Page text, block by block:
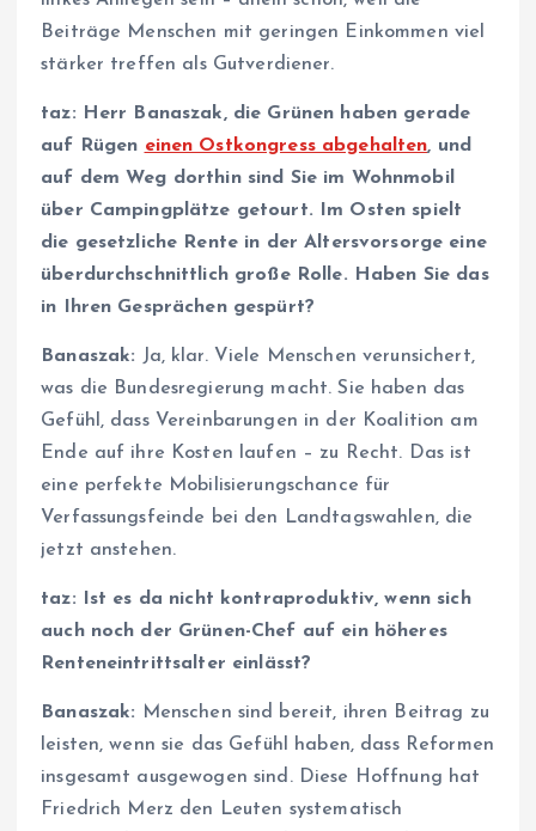
Beiträge Menschen mit geringen Einkommen viel
stärker treffen als Gutverdiener.
taz: Herr Banaszak, die Grünen haben gerade
auf Rügen einen Ostkongress abgehalten, und
auf dem Weg dorthin sind Sie im Wohnmobil
über Campingplätze getourt.
Im Osten spielt
die gesetzliche Rente in der Altersvorsorge eine
überdurchschnittlich große Rolle. Haben Sie das
in Ihren Gesprächen gespürt?
Banaszak: Ja, klar. Viele Menschen verunsichert,
was die Bundesregierung macht. Sie haben das
Gefühl, dass Vereinbarungen in der Koalition am
Ende auf ihre Kosten laufen – zu Recht. Das ist
eine perfekte Mobilisierungschance für
Verfassungsfeinde bei den Landtagswahlen, die
jetzt anstehen.
taz: Ist es da nicht kontraproduktiv, wenn sich
auch noch der Grünen-Chef auf ein höheres
Renteneintrittsalter einlässt?
Banaszak:
Menschen sind bereit, ihren Beitrag zu
leisten, wenn sie das Gefühl haben, dass Reformen
insgesamt ausgewogen sind. Diese Hoffnung hat
Friedrich Merz den Leuten systematisch